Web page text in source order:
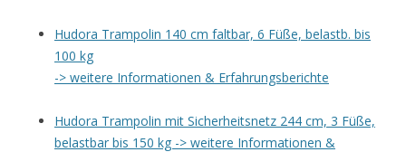
Hudora Trampolin 140 cm faltbar, 6 Füße, belastb. bis
100 kg
-> weitere Informationen & Erfahrungsberichte
Hudora Trampolin mit Sicherheitsnetz 244 cm, 3 Füße,
belastbar bis 150 kg -> weitere Informationen &